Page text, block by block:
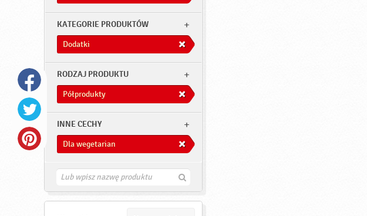
KATEGORIE PRODUKTÓW
Dodatki
RODZAJ PRODUKTU
Półprodukty
INNE CECHY
Dla wegetarian
Z